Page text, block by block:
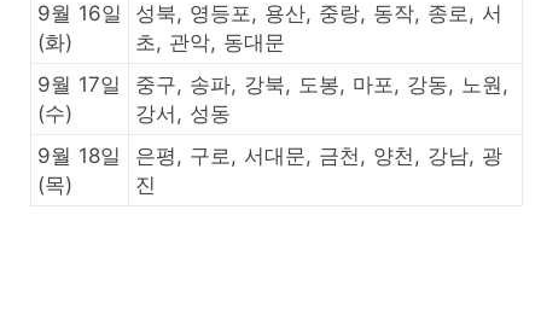
9월 16일
(화)
성북, 영등포, 용산, 중랑, 동작, 종로, 서
초, 관악, 동대문
9월 17일
(수)
중구, 송파, 강북, 도봉, 마포, 강동, 노원,
강서, 성동
9월 18일
(목)
은평, 구로, 서대문, 금천, 양천, 강남, 광
진